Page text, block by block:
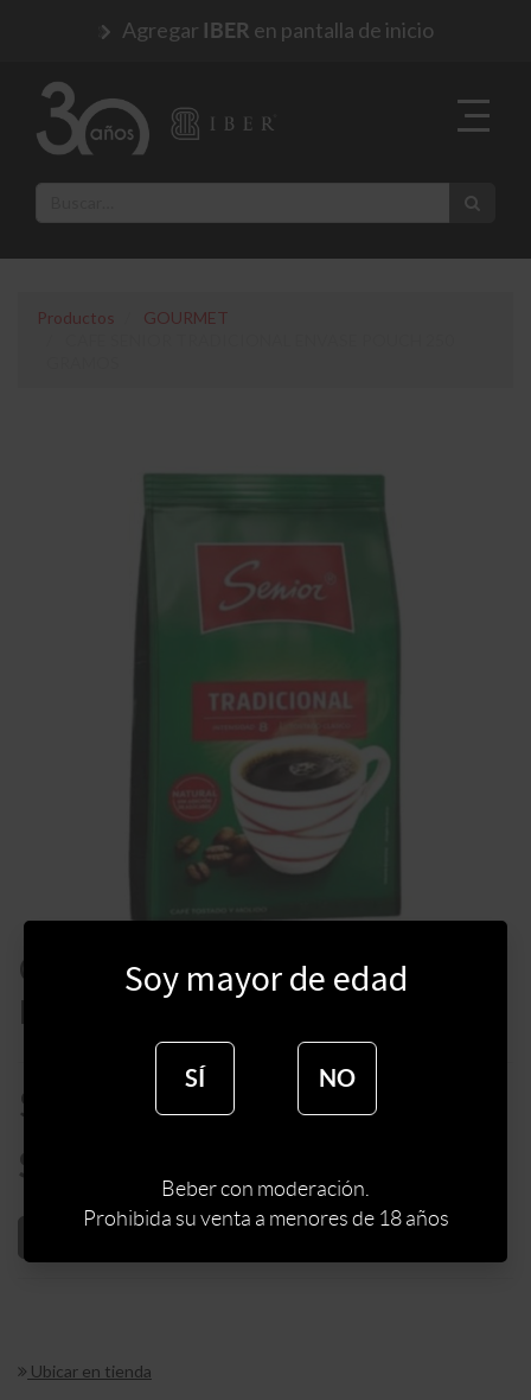
Agregar IBER en pantalla de inicio
Productos
GOURMET
CAFE SENIOR TRADICIONAL
ENVASE POUCH 250 GRAMOS
$
$
Ubicar en tienda
Soy mayor de edad
SÍ NO
Beber con moderación.
Prohibida su venta a menores de 18 años